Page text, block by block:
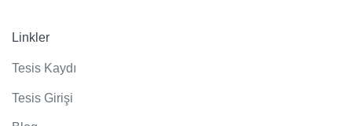
Linkler
Tesis Kaydı
Tesis Girişi